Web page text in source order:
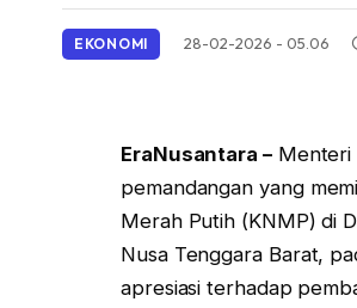
EKONOMI 28-02-2026 - 05.06
EraNusantara –Menteri
pemandangan yang
Merah Putih (KNMP) di
Nusa Tenggara Barat,
apresiasi terhadap